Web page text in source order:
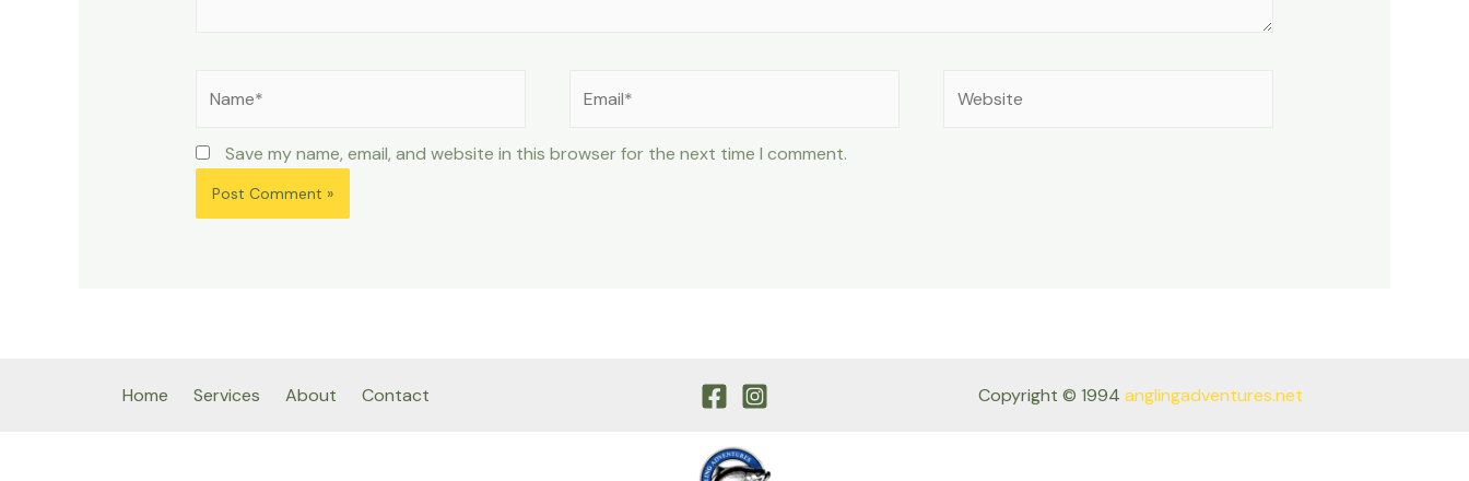
Save my name, email, and website in this browser for the next time I comment.
Home Services About Contact Copyright © 1994 anglingadventures.net